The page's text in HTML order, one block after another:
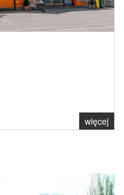
więcej